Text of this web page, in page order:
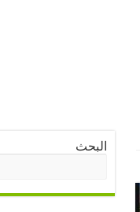
البحث